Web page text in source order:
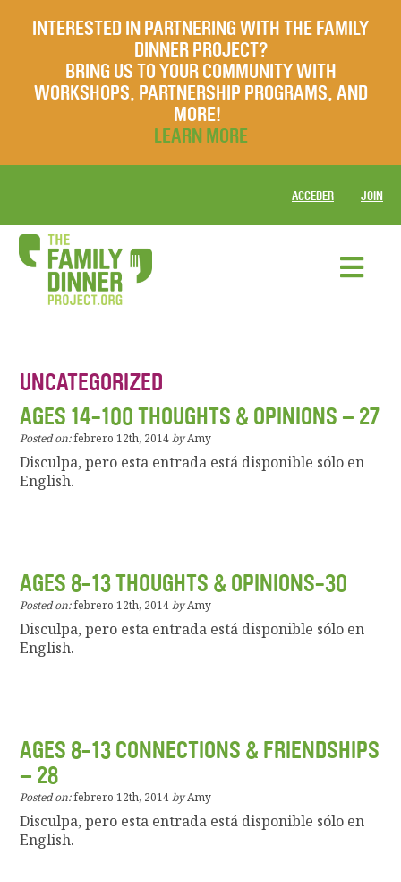
INTERESTED IN PARTNERING WITH THE FAMILY
DINNER PROJECT?
BRING US TO YOUR COMMUNITY WITH
WORKSHOPS, PARTNERSHIP PROGRAMS, AND
MORE!
LEARN MORE
ACCEDER JOIN
UNCATEGORIZED
AGES 14-100 THOUGHTS & OPINIONS – 27
Posted on:febrero 12th, 2014 byAmy
Disculpa, pero esta entrada está disponible sólo en
English.
AGES 8-13 THOUGHTS & OPINIONS-30
Posted on:febrero 12th, 2014 byAmy
Disculpa, pero esta entrada está disponible sólo en
English.
AGES 8-13 CONNECTIONS & FRIENDSHIPS
– 28
Posted on:febrero 12th, 2014 byAmy
Disculpa, pero esta entrada está disponible sólo en
English.